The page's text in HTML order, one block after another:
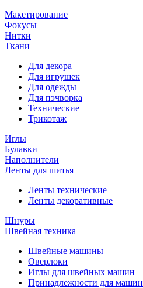
Макетирование
Фокусы
Нитки
Ткани
Для декора
Для игрушек
Для одежды
Для пэчворка
Технические
Трикотаж
Иглы
Булавки
Наполнители
Ленты для шитья
Ленты технические
Ленты декоративные
Шнуры
Швейная техника
Швейные машины
Оверлоки
Иглы для швейных машин
Принадлежности для машин